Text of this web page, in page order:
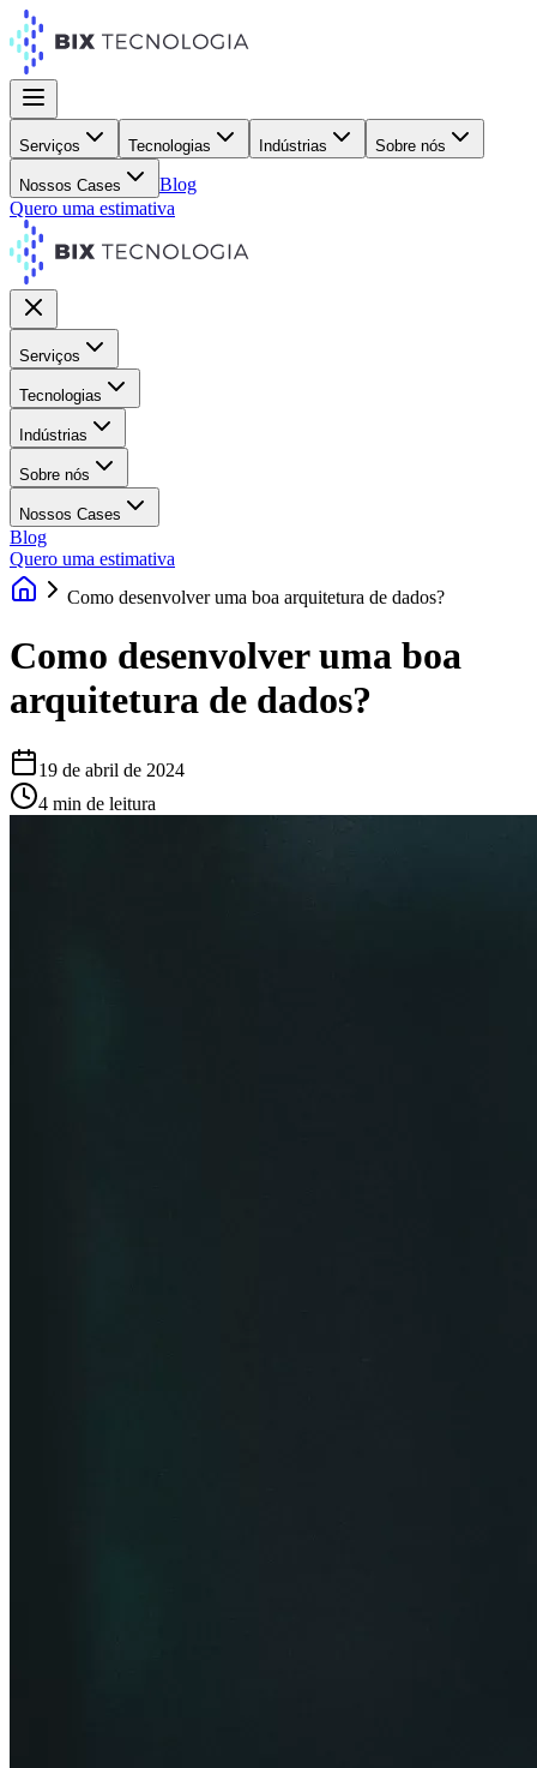
Serviços Tecnologias Indústrias Sobre nós
Nossos Cases
Blog
Quero uma estimativa
Serviços
Tecnologias
Indústrias
Sobre nós
Nossos Cases
Blog
Quero uma estimativa
Como desenvolver uma boa arquitetura de dados?
Como desenvolver uma boa
arquitetura de dados?
19 de abril de 2024
4 min de leitura